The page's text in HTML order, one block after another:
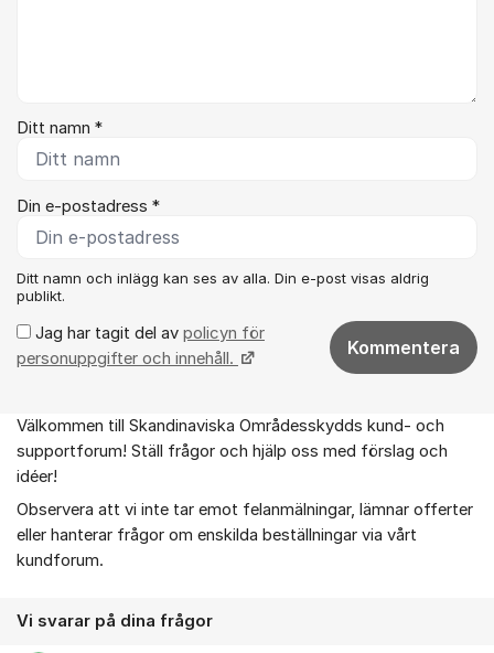
Ditt namn *
Din e-postadress *
Ditt namn och inlägg kan ses av alla. Din e-post visas aldrig
publikt.
Jag har tagit del av policyn för
personuppgifter och innehåll.
Kommentera
Om forumet
Välkommen till Skandinaviska Områdesskydds kund- och
supportforum! Ställ frågor och hjälp oss med förslag och
idéer!
Observera att vi inte tar emot felanmälningar, lämnar offerter
eller hanterar frågor om enskilda beställningar via vårt
kundforum.
Vi svarar på dina frågor